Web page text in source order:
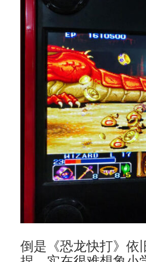
倒是《恐龙快打》依